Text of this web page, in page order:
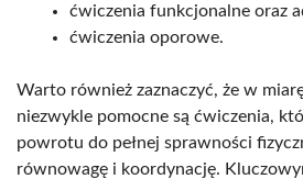
ćwiczenia funkcjonalne oraz
ćwiczenia oporowe.
Warto również zaznaczyć, że w
niezwykle pomocne są ćwiczenia,
powrotu do pełnej sprawności
równowagę i koordynację.